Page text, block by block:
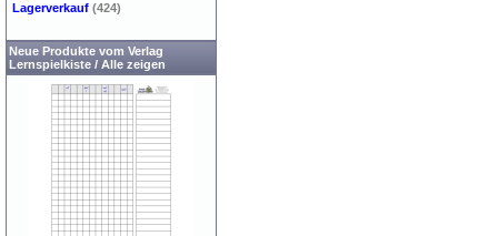
Lagerverkauf (424)
Neue Produkte vom Verlag
Lernspielkiste / Alle zeigen